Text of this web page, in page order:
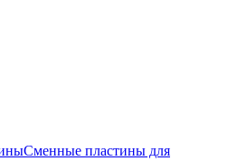
Сменные пластины для